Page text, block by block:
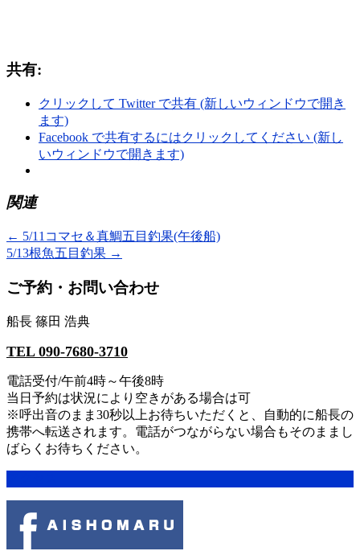
共有:
クリックして Twitter で共有 (新しいウィンドウで開き
ます)
Facebook で共有するにはクリックしてください (新し
いウィンドウで開きます)
関連
← 5/11コマセ＆真鯛五目釣果(午後船)
5/13根魚五目釣果 →
ご予約・お問い合わせ
船長 篠田 浩典
TEL 090-7680-3710
電話受付/午前4時～午後8時
当日予約は状況により空きがある場合は可
※呼出音のまま30秒以上お待ちいただくと、自動的に船長の
携帯へ転送されます。電話がつながらない場合もそのままし
ばらくお待ちください。